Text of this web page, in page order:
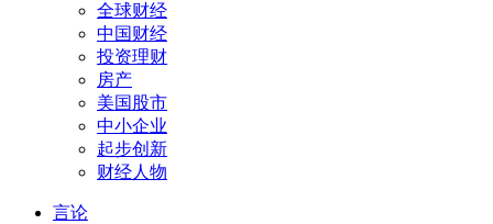
全球财经
中国财经
投资理财
房产
美国股市
中小企业
起步创新
财经人物
言论